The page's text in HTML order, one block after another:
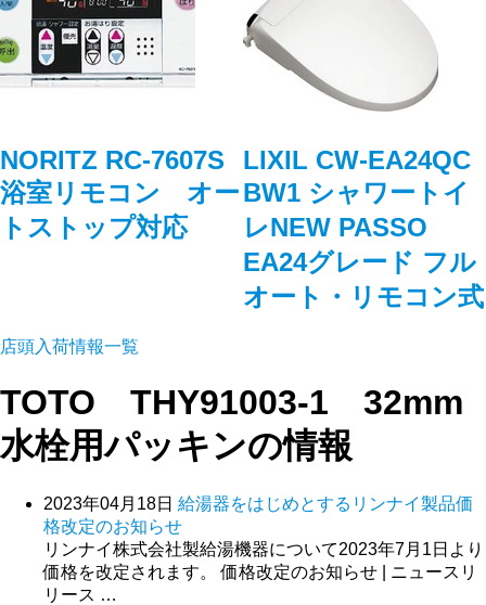
NORITZ RC-7607S
浴室リモコン オー
トストップ対応
LIXIL CW-EA24QC
BW1 シャワートイ
レNEW PASSO
EA24グレード フル
オート・リモコン式
店頭入荷情報一覧
TOTO THY91003-1 32mm
水栓用パッキンの情報
2023年04月18日 給湯器をはじめとするリンナイ製品価
格改定のお知らせ
リンナイ株式会社製給湯機器について2023年7月1日より
価格を改定されます。 価格改定のお知らせ | ニュースリ
リース …